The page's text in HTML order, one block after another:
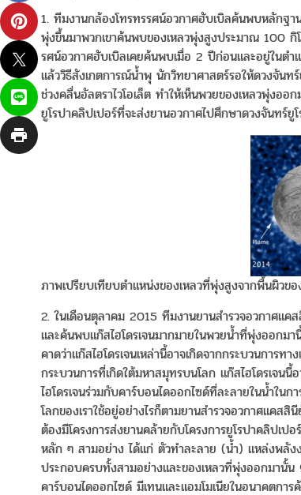
1. ทีมงานกล้องโทรทรรศน์อวกาศฮับเบิลค้นพบหลักฐา
พุ่งขึ้นมาพวกเขาค้นพบของเหลวพุ่งสูงประมาณ 100 กิ
รศน์อวกาศฮับเบิลเคยค้นพบเมื่อ 2 ปีก่อนและอยู่ในตำ
แล้ววิธีสังเกตการณ์น้ำพุ นักวิทยาศาสตร์รอให้ดวงจัน
ช่วงคลื่นอัลตราไวโอเล็ต ทำให้เห็นพวยของเหลวพุ่งออ
ยูโรปาคลิปเปอร์ที่จะส่งยานอวกาศไปศึกษาดวงจันทร์ยู
ภาพเปรียบเทียบตำแหน่งของเหลวที่พุ่งสูงจากพื้นผิว
2. ในเดือนตุลาคม 2015 ทีมงานยานสำรวจอวกาศแค
และค้นพบแก๊สไฮโดรเจนมากมายในพวยน้ำที่พุ่งออกมา
คาดว่าแก๊สไฮโดรเจนเหล่านี้อาจเกิดจากกระบวนการ
กระบวนการที่เกิดใต้มหาสมุทรบนโลก แก๊สไฮโดรเจน
ไฮโดรเจนร่วมกับคาร์บอนไดออกไซด์ที่ละลายในน้ำใน
โลกของเราใช้อยู่อย่างไรก็ตามยานสำรวจอวกาศแคส
ต้องมีโครงการส่งยานคล้ายกับโครงการยูโรปาคลิปเป
หลัก ๆ สามอย่าง ได้แก่ ตัวทำละลาย (น้ำ) แหล่งพลังง
ประกอบครบทั้งสามอย่างและของเหลวที่พุ่งออกมานั้น
คาร์บอนไดออกไซด์ มีเทนและแอมโมเนียในอนาคตก